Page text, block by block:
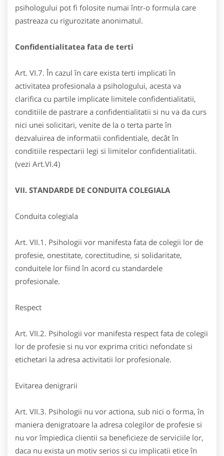
psihologului pot fi folosite numai într-o formula care
pastreaza cu rigurozitate anonimatul.
Confidentialitatea fata de terti
Art. VI.7. În cazul în care exista terti implicati în
activitatea profesionala a psihologului, acesta va
clarifica cu partile implicate limitele confidentialitatii,
conditiile de pastrare a confidentialitatii si nu va da curs
nici unei solicitari, venite de la o terta parte în
dezvaluirea de informatii confidentiale, decât în
conditiile respectarii legi si limitelor confidentialitatii.
(vezi Art.VI.4)
VII. STANDARDE DE CONDUITA COLEGIALA
Conduita colegiala
Art. VII.1. Psihologii vor manifesta fata de colegii lor de
profesie, onestitate, corectitudine, si solidaritate,
conduitele lor fiind în acord cu standardele
profesionale.
Respect
Art. VII.2. Psihologii vor manifesta respect fata de colegii
lor de profesie si nu vor exprima critici nefondate si
etichetari la adresa activitatii lor profesionale.
Evitarea denigrarii
Art. VII.3. Psihologii nu vor actiona, sub nici o forma, în
maniera denigratoare la adresa colegilor de profesie si
nu vor împiedica clientii sa beneficieze de serviciile lor,
daca nu exista un motiv serios si cu implicatii etice în